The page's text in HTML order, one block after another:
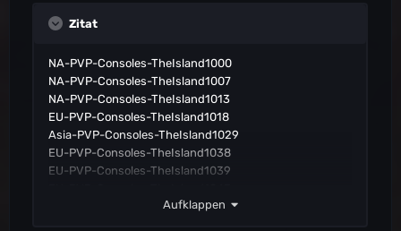
Zitat
NA-PVP-Consoles-TheIsland1000
NA-PVP-Consoles-TheIsland1007
NA-PVP-Consoles-TheIsland1013
EU-PVP-Consoles-TheIsland1018
Asia-PVP-Consoles-TheIsland1029
EU-PVP-Consoles-TheIsland1038
EU-PVP-Consoles-TheIsland1039
NA-PVP-Consoles-TheIsland1052
Aufklappen